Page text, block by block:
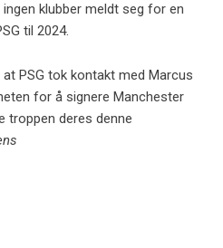
klubber meldt seg for en
til 2024.
PSG tok kontakt med Marcus
for å signere Manchester
troppen deres denne